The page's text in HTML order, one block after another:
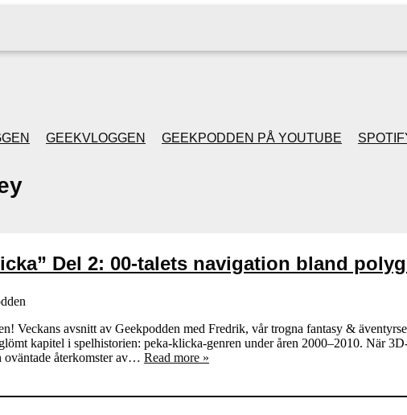
GEEKVLOGGEN GEEKPODDEN PÅ YOUTUBE
& FILIPH
JULSPECIALER 2013
Del 2: 00-talets navigation bland
Veckans avsnitt av Geekpodden med Fredrik, vår trogna fantasy &
kapitel i spelhistorien: peka-klicka-genren under åren 2000–2010. När
oväntade återkomster av… Read more »